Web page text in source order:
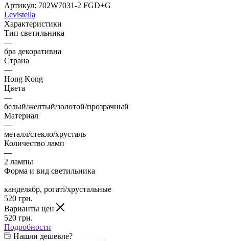
Артикул: 702W7031-2 FGD+G
Levistella
Характеристики
Тип светильника
—
бра декоративна
Страна
—
Hong Kong
Цвета
—
белый/желтый/золотой/прозрачный
Материал
—
металл/стекло/хрусталь
Количество ламп
—
2 лампы
Форма и вид светильника
—
канделябр, рогаті/хрустальные
520 грн.
Варианты цен
520 грн.
Подробности
Нашли дешевле?